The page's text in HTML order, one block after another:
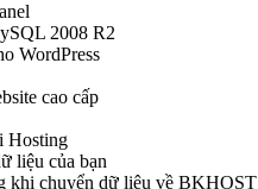
2008 R2
WordPress
cao cấp
Hosting
liệu của bạn
khi chuyển dữ liệu về BKHOST